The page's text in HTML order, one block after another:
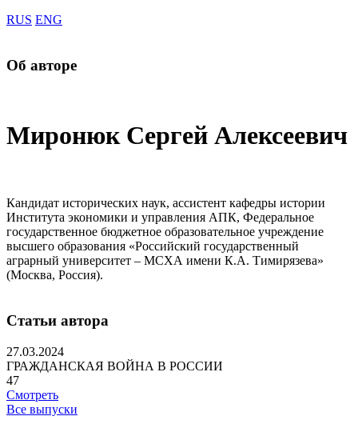
RUS ENG
Об авторе
Миронюк Сергей Алексеевич
Кандидат исторических наук, ассистент кафедры истории
Института экономики и управления АПК, Федеральное
государственное бюджетное образовательное учреждение
высшего образования «Российский государственный
аграрный университет – МСХА имени К.А. Тимирязева»
(Москва, Россия).
Статьи автора
27.03.2024
ГРАЖДАНСКАЯ ВОЙНА В РОССИИ
47
Смотреть
Все выпуски